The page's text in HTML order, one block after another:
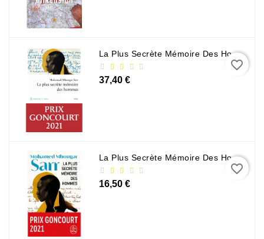
La Plus Secrète Mémoire Des Hommes - Mohamed Mbougar Sarr
37,40 €
favorite_border
La Plus Secrète Mémoire Des Hommes - Mohamed Mbougar Sarr
16,50 €
favorite_border